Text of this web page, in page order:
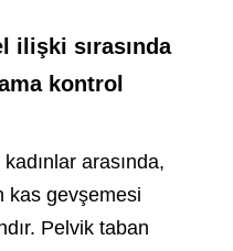
ilişki sırasında
kontrol
arasında,
kas gevşemesi
Pelvik taban